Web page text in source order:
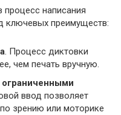
процесс написания
ключевых преимуществ:
. Процесс диктовки
чем печать вручную.
ввод позволяет
зрению или моторике